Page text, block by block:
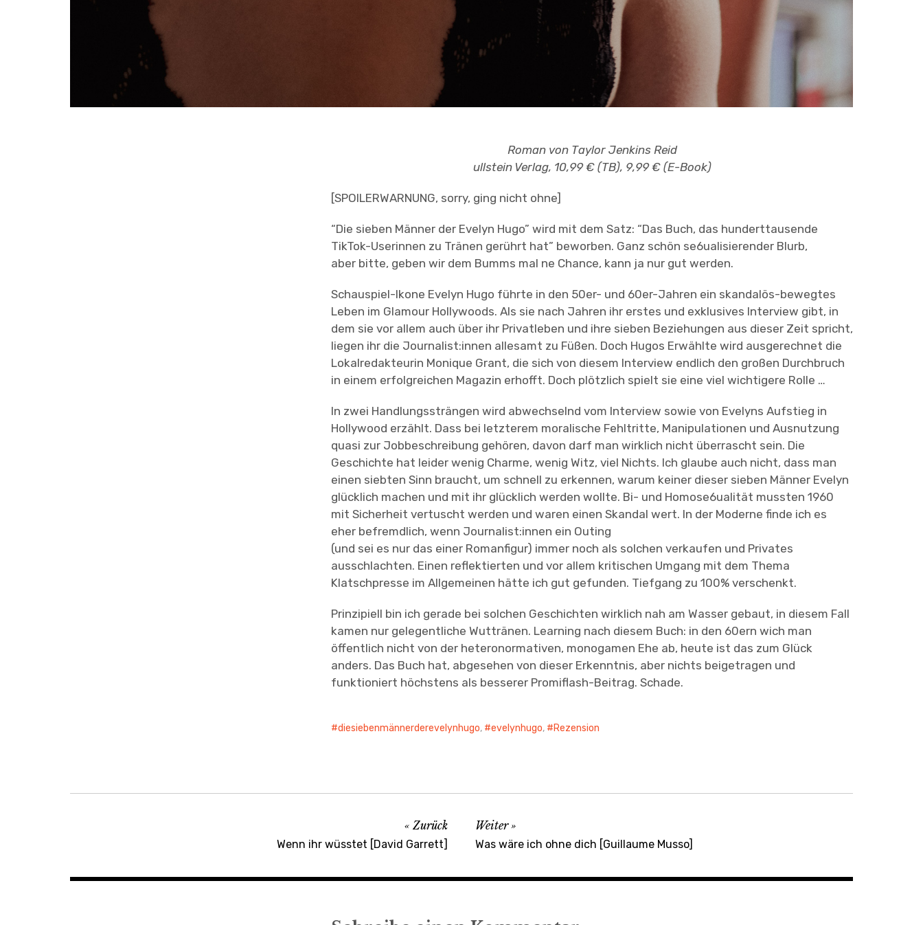
Roman von Taylor Jenkins Reid
ullstein Verlag, 10,99 € (TB), 9,99 € (E-Book)
[SPOILERWARNUNG, sorry, ging nicht ohne]
“Die sieben Männer der Evelyn Hugo” wird mit dem Satz: “Das Buch, das hunderttausende
TikTok-Userinnen zu Tränen gerührt hat” beworben. Ganz schön se6ualisierender Blurb,
aber bitte, geben wir dem Bumms mal ne Chance, kann ja nur gut werden.
Schauspiel-Ikone Evelyn Hugo führte in den 50er- und 60er-Jahren ein skandalös-bewegtes
Leben im Glamour Hollywoods. Als sie nach Jahren ihr erstes und exklusives Interview gibt, in
dem sie vor allem auch über ihr Privatleben und ihre sieben Beziehungen aus dieser Zeit spricht,
liegen ihr die Journalist:innen allesamt zu Füßen. Doch Hugos Erwählte wird ausgerechnet die
Lokalredakteurin Monique Grant, die sich von diesem Interview endlich den großen Durchbruch
in einem erfolgreichen Magazin erhofft. Doch plötzlich spielt sie eine viel wichtigere Rolle …
In zwei Handlungssträngen wird abwechselnd vom Interview sowie von Evelyns Aufstieg in
Hollywood erzählt. Dass bei letzterem moralische Fehltritte, Manipulationen und Ausnutzung
quasi zur Jobbeschreibung gehören, davon darf man wirklich nicht überrascht sein. Die
Geschichte hat leider wenig Charme, wenig Witz, viel Nichts. Ich glaube auch nicht, dass man
einen siebten Sinn braucht, um schnell zu erkennen, warum keiner dieser sieben Männer Evelyn
glücklich machen und mit ihr glücklich werden wollte. Bi- und Homose6ualität mussten 1960
mit Sicherheit vertuscht werden und waren einen Skandal wert. In der Moderne finde ich es
eher befremdlich, wenn Journalist:innen ein Outing
(und sei es nur das einer Romanfigur) immer noch als solchen verkaufen und Privates
ausschlachten. Einen reflektierten und vor allem kritischen Umgang mit dem Thema
Klatschpresse im Allgemeinen hätte ich gut gefunden. Tiefgang zu 100% verschenkt.
Prinzipiell bin ich gerade bei solchen Geschichten wirklich nah am Wasser gebaut, in diesem Fall
kamen nur gelegentliche Wuttränen. Learning nach diesem Buch: in den 60ern wich man
öffentlich nicht von der heteronormativen, monogamen Ehe ab, heute ist das zum Glück
anders. Das Buch hat, abgesehen von dieser Erkenntnis, aber nichts beigetragen und
funktioniert höchstens als besserer Promiflash-Beitrag. Schade.
diesiebenmännerderevelynhugo, evelynhugo, Rezension
Zurück
Wenn ihr wüsstet [David Garrett]
Weiter
Was wäre ich ohne dich [Guillaume Musso]